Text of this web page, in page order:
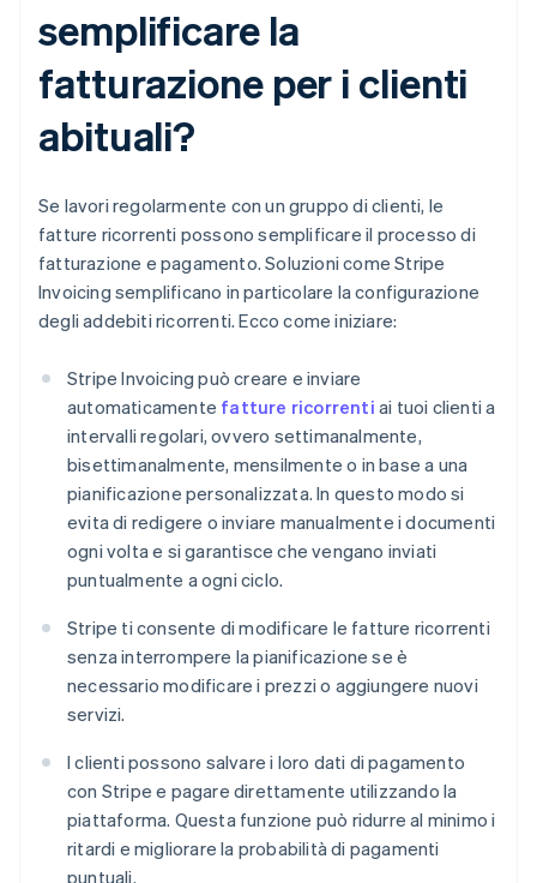
semplificare la
fatturazione per i clienti
abituali?
Se lavori regolarmente con un gruppo di clienti, le
fatture ricorrenti possono semplificare il processo di
fatturazione e pagamento. Soluzioni come Stripe
Invoicing semplificano in particolare la configurazione
degli addebiti ricorrenti. Ecco come iniziare:
Stripe Invoicing può creare e inviare
automaticamente fatture ricorrenti ai tuoi clienti a
intervalli regolari, ovvero settimanalmente,
bisettimanalmente, mensilmente o in base a una
pianificazione personalizzata. In questo modo si
evita di redigere o inviare manualmente i documenti
ogni volta e si garantisce che vengano inviati
puntualmente a ogni ciclo.
Stripe ti consente di modificare le fatture ricorrenti
senza interrompere la pianificazione se è
necessario modificare i prezzi o aggiungere nuovi
servizi.
I clienti possono salvare i loro dati di pagamento
con Stripe e pagare direttamente utilizzando la
piattaforma. Questa funzione può ridurre al minimo i
ritardi e migliorare la probabilità di pagamenti
puntuali.